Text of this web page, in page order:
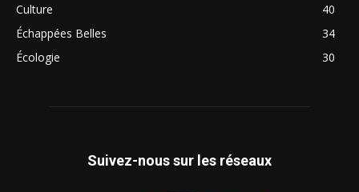
Culture
40
Échappées Belles
34
Écologie
30
Suivez-nous sur les réseaux